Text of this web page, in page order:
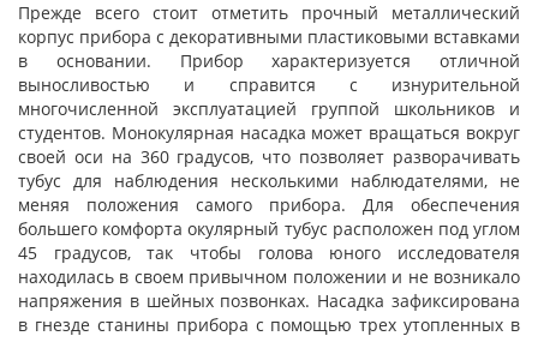
Прежде всего стоит отметить прочный металлический
корпус прибора с декоративными пластиковыми вставками
в основании. Прибор характеризуется отличной
выносливостью и справится с изнурительной
многочисленной эксплуатацией группой школьников и
студентов. Монокулярная насадка может вращаться вокруг
своей оси на 360 градусов, что позволяет разворачивать
тубус для наблюдения несколькими наблюдателями, не
меняя положения самого прибора. Для обеспечения
большего комфорта окулярный тубус расположен под углом
45 градусов, так чтобы голова юного исследователя
находилась в своем привычном положении и не возникало
напряжения в шейных позвонках. Насадка зафиксирована
в гнезде станины прибора с помощью трех утопленных в